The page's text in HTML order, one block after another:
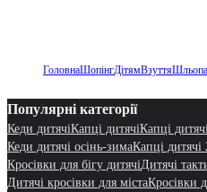
ГоловнаШопінгДітямВзуття
Популярні категорії
Кеди дитячіКапці дитячіКапці
Кеди дитячі осінь-зимаКапці дитячі
Кросівки для бігу дитячіДитячі
Дитячі кросівки для містаКросівки